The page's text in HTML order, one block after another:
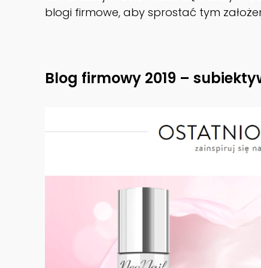
blogi firmowe, aby sprostać tym
Blog firmowy 2019 –